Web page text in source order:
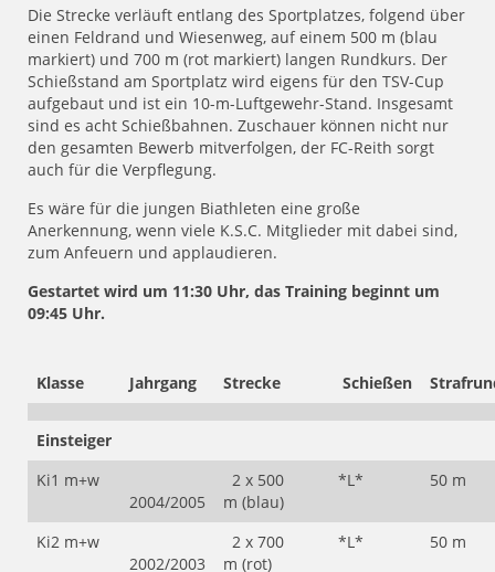
Die Strecke verläuft entlang des Sportplatzes, folgend über
einen Feldrand und Wiesenweg, auf einem 500 m (blau
markiert) und 700 m (rot markiert) langen Rundkurs. Der
Schießstand am Sportplatz wird eigens für den TSV-Cup
aufgebaut und ist ein 10-m-Luftgewehr-Stand. Insgesamt
sind es acht Schießbahnen. Zuschauer können nicht nur
den gesamten Bewerb mitverfolgen, der FC-Reith sorgt
auch für die Verpflegung.
Es wäre für die jungen Biathleten eine große
Anerkennung, wenn viele K.S.C. Mitglieder mit dabei sind,
zum Anfeuern und applaudieren.
Gestartet wird um 11:30 Uhr, das Training beginnt um
09:45 Uhr.
Klasse Jahrgang Strecke Schießen
Einsteiger
Ki1 m+w
2004/2005
2 x 500
m (blau)
*L* 50 m
Ki2 m+w
2002/2003
2 x 700
m (rot)
*L* 50 m